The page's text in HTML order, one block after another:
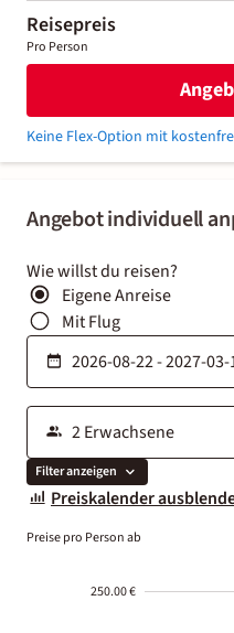
Angebot individuell
Wie willst du reisen?
Eigene Anreise
Mit Flug
Filter anzeigen
Preiskalender
Preise pro Person ab
250.00 €
Reisepreis
Pro Person
Keine Flex-Option mit